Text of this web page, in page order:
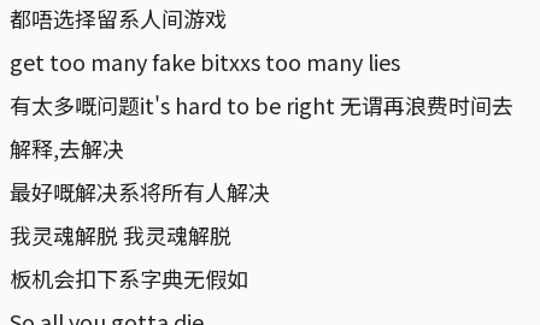
都唔选择留系人间游戏
get too many fake bitxxs too many lies
有太多嘅问题it's hard to be right 无谓再浪费时间去
解释,去解决
最好嘅解决系将所有人解决
我灵魂解脱 我灵魂解脱
板机会扣下系字典无假如